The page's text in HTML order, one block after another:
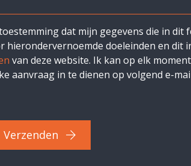
dat mijn gegevens die in dit
doeleinden en dit
van deze website. Ik kan op elk
aanvraag in te dienen op volgend e-
Verzenden